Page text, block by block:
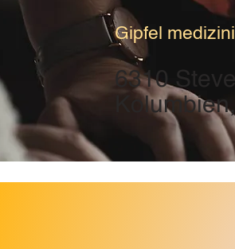
Gipfel
6310